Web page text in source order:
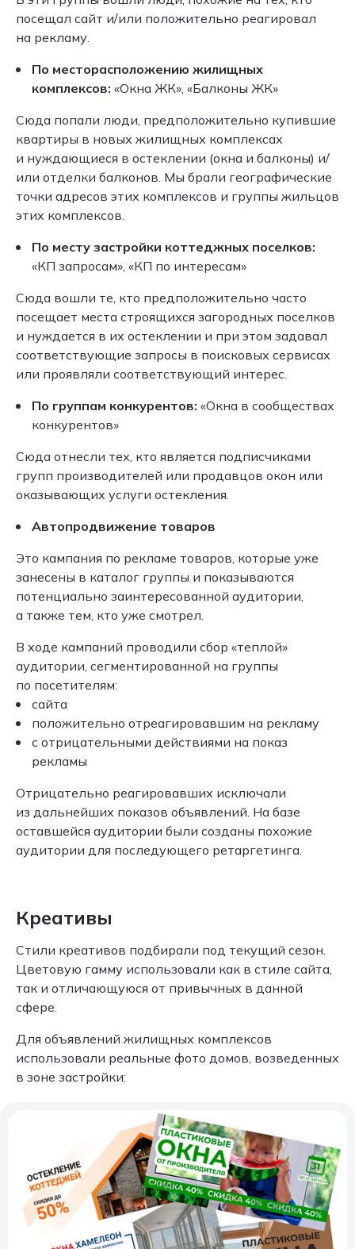
посещал сайт и/или положительно реагировал
на рекламу.
По месторасположению жилищных
комплексов: «Окна ЖК», «Балконы ЖК»
Сюда попали люди, предположительно купившие
квартиры в новых жилищных комплексах
и нуждающиеся в остеклении (окна и балконы) и/
или отделки балконов. Мы брали географические
точки адресов этих комплексов и группы жильцов
этих комплексов.
По месту застройки коттеджных поселков:
«КП запросам», «КП по интересам»
Сюда вошли те, кто предположительно часто
посещает места строящихся загородных поселков
и нуждается в их остеклении и при этом задавал
соответствующие запросы в поисковых сервисах
или проявляли соответствующий интерес.
По группам конкурентов: «Окна в сообществах
конкурентов»
Сюда отнесли тех, кто является подписчиками
групп производителей или продавцов окон или
оказывающих услуги остекления.
Автопродвижение товаров
Это кампания по рекламе товаров, которые уже
занесены в каталог группы и показываются
потенциально заинтересованной аудитории,
а также тем, кто уже смотрел.
В ходе кампаний проводили сбор «теплой»
аудитории, сегментированной на группы
по посетителям:
сайта
положительно отреагировавшим на рекламу
с отрицательными действиями на показ
рекламы
Отрицательно реагировавших исключали
из дальнейших показов объявлений. На базе
оставшейся аудитории были созданы похожие
аудитории для последующего ретаргетинга.
Креативы
Стили креативов подбирали под текущий сезон.
Цветовую гамму использовали как в стиле сайта,
так и отличающуюся от привычных в данной
сфере.
Для объявлений жилищных комплексов
использовали реальные фото домов, возведенных
в зоне застройки: